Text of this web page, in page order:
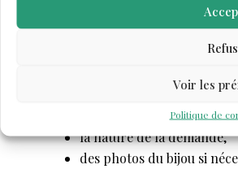
Voir les
Politique de
📩
le numéro de commande
la nature de la demande,
des photos du bijou si